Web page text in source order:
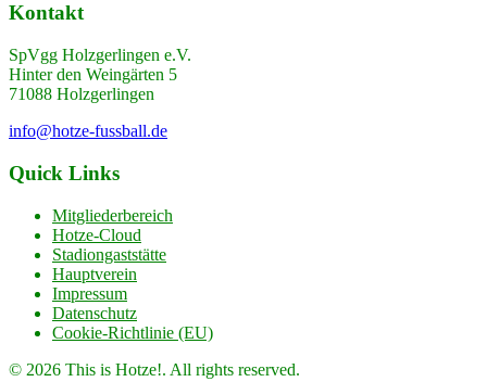
Kontakt
SpVgg Holzgerlingen e.V.
Hinter den Weingärten 5
71088 Holzgerlingen
info@hotze-fussball.de
Quick Links
Mitgliederbereich
Hotze-Cloud
Stadiongaststätte
Hauptverein
Impressum
Datenschutz
Cookie-Richtlinie (EU)
© 2026 This is Hotze!. All rights reserved.